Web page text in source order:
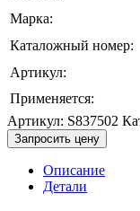
Марка:
Каталожный номер:
Артикул:
Применяется:
Артикул: S837502
Запросить цену
Описание
Детали